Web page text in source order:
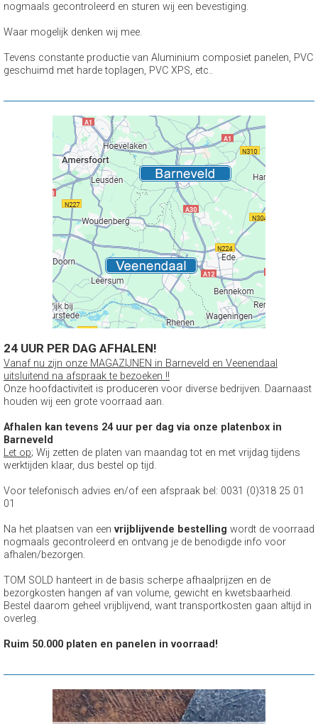
nogmaals gecontroleerd en sturen wij een bevestiging.
Waar mogelijk denken wij mee.
Tevens constante productie van Aluminium composiet panelen, PVC
geschuimd met harde toplagen, PVC XPS, etc..
24 UUR PER DAG AFHALEN!
Vanaf nu zijn onze MAGAZIJNEN in Barneveld en Veenendaal
uitsluitend na afspraak te bezoeken !!
Onze hoofdactiviteit is produceren voor diverse bedrijven. Daarnaast
houden wij een grote voorraad aan.
Afhalen kan tevens 24 uur per dag via onze platenbox in
Barneveld
Let op; Wij zetten de platen van maandag tot en met vrijdag tijdens
werktijden klaar, dus bestel op tijd.
Voor telefonisch advies en/of een afspraak bel: 0031 (0)318 25 01
01
Na het plaatsen van een vrijblijvende bestelling wordt de voorraad
nogmaals gecontroleerd en ontvang je de benodigde info voor
afhalen/bezorgen.
TOM SOLD hanteert in de basis scherpe afhaalprijzen en de
bezorgkosten hangen af van volume, gewicht en kwetsbaarheid.
Bestel daarom geheel vrijblijvend, want transportkosten gaan altijd in
overleg.
Ruim 50.000 platen en panelen in voorraad!